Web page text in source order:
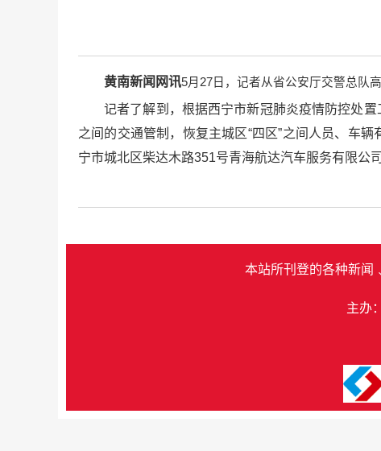
黄南新闻网讯5月27日，记者从省公安厅交警总队
记者了解到，根据西宁市新冠肺炎疫情防控处
之间的交通管制，恢复主城区“四区”之间人员、车
宁市城北区柴达木路351号青海航达汽车服务有限公
本站所刊登的各种新闻
主办